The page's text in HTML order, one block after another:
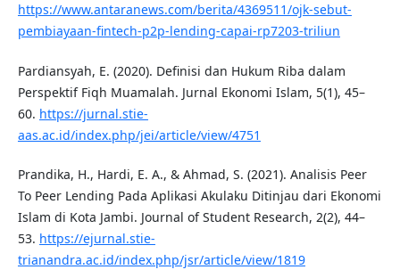
https://www.antaranews.com/berita/4369511/ojk-sebut-
pembiayaan-fintech-p2p-lending-capai-rp7203-triliun
Pardiansyah, E. (2020). Definisi dan Hukum Riba dalam
Perspektif Fiqh Muamalah. Jurnal Ekonomi Islam, 5(1), 45–
60. https://jurnal.stie-
aas.ac.id/index.php/jei/article/view/4751
Prandika, H., Hardi, E. A., & Ahmad, S. (2021). Analisis Peer
To Peer Lending Pada Aplikasi Akulaku Ditinjau dari Ekonomi
Islam di Kota Jambi. Journal of Student Research, 2(2), 44–
53. https://ejurnal.stie-
trianandra.ac.id/index.php/jsr/article/view/1819